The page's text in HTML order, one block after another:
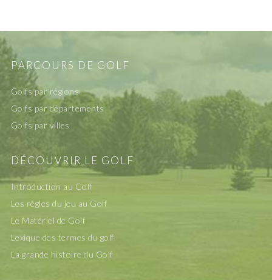
PARCOURS DE GOLF
Golfs par régions
Golfs par départements
Golfs par villes
DÉCOUVRIR LE GOLF
Introduction au Golf
Les rêgles du jeu au Golf
Le Matériel de Golf
Lexique des termes du golf
La grande histoire du Golf